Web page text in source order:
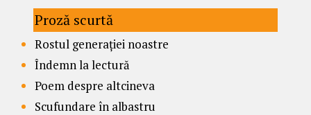
Proză scurtă
Rostul generației noastre
Îndemn la lectură
Poem despre altcineva
Scufundare în albastru